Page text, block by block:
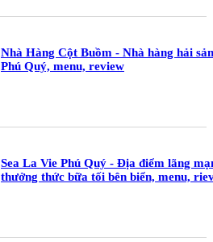
Nhà Hàng Cột Buồm - Nhà hàng hải
Phú Quý, menu, review
Sea La Vie Phú Quý - Địa điểm lãng
thưởng thức bữa tối bên biển, menu,